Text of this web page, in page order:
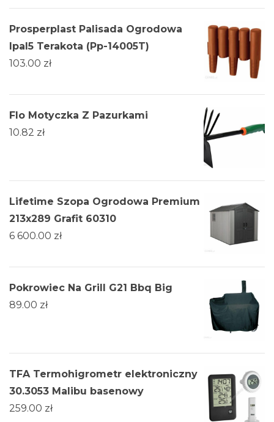
Prosperplast Palisada Ogrodowa
Ipal5 Terakota (Pp-14005T)
103.00 zł
Flo Motyczka Z Pazurkami
10.82 zł
Lifetime Szopa Ogrodowa Premium
213x289 Grafit 60310
6 600.00 zł
Pokrowiec Na Grill G21 Bbq Big
89.00 zł
TFA Termohigrometr elektroniczny
30.3053 Malibu basenowy
259.00 zł